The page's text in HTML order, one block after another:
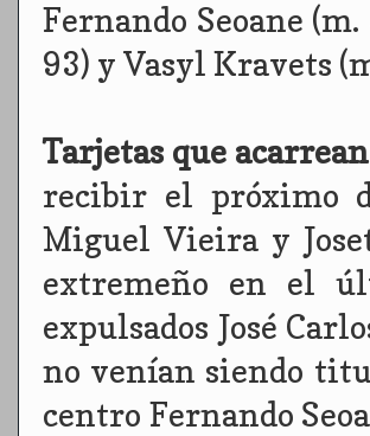
Fernando Seoane
93) y Vasyl Kravets
Tarjetas que
recibir el próximo
Miguel Vieira y
extremeño en el
expulsados José
no venían siendo
centro Fernando